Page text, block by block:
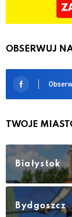
OBSERWUJ
TWOJE
Białystok
Bydgoszcz